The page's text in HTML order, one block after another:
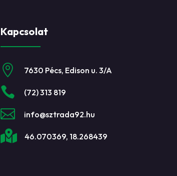
Kapcsolat
 7630 Pécs, Edison u. 3/A
 (72) 313 819
 info@sztrada92.hu
 46.070369, 18.268439